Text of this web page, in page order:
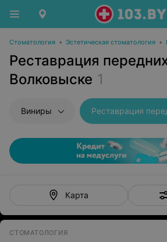
Стоматология • Эстетическая стоматология •
Реставрация
Волковыске 1
Виниры Реставрация
Карта
СТОМАТОЛОГИЯ